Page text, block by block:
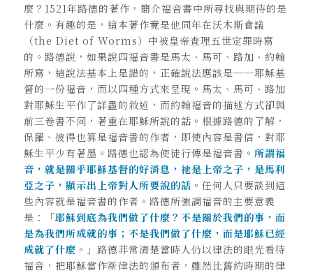
麼？1521年路德的著作，簡介福音書中所尋找與期待的是
什麼。有趣的是，這本著作竟是他同年在沃木斯會議
（the Diet of Worms）中被皇帝查理五世定罪時寫
的。路德說，如果說四福音書是馬太、馬可、路加、約翰
所寫，這說法基本上是錯的，正確說法應該是──耶穌基
督的一份福音，而以四種方式來呈現。馬太、馬可、路加
對耶穌生平作了詳盡的敘述，而約翰福音的描述方式卻與
前三卷書不同，著重在耶穌所說的話。根據路德的了解，
保羅、彼得也算是福音書的作者，即使內容是書信，對耶
穌生平少有著墨。路德也認為使徒行傳是福音書。 所謂福
音，就是關乎耶穌基督的好消息，祂是上帝之子，是馬利
亞之子，顯示出上帝對人所要說的話。 任何人只要談到這
些內容就是福音書的作者。路德所強調福音的主要意義
是：「耶穌到底為我們做了什麼？不是關於我們的事，而
是為我們所成就的事；不是我們做了什麼，而是耶穌已經
成就了什麼 。」路德非常清楚當時人仍以律法的眼光看待
福音，把耶穌當作新律法的頒布者，雖然比舊約時期的律